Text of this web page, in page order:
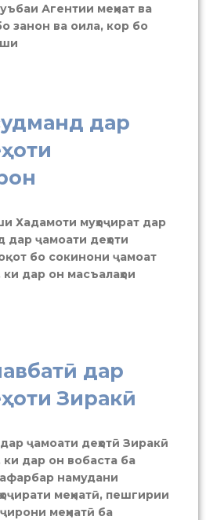
Агентии меҳнат ва
занон ва оила, кор бо
дар
Хадамоти муҳоҷират дар
дар ҷамоати деҳоти
бо сокинони ҷамоат
дар он масъалаҳои
дар
Зиракӣ
ҷамоати деҳотӣ Зиракӣ
дар он вобаста ба
намудани
меҳнатӣ, пешгирии
меҳнатӣ ба